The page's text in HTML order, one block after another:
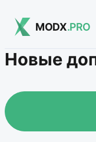
MODX.PRO
Новые